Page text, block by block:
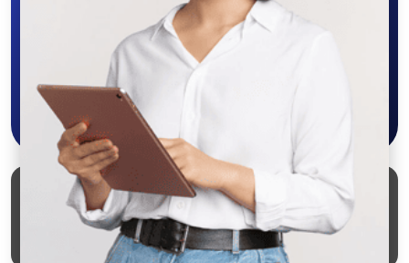
объявления - все это в нашем мобильном
приложении SALEX!
Скачать в Google Play
Маркеты Блог
О проекте
Служба поддержки
Удаление аккаунта
Партнерка